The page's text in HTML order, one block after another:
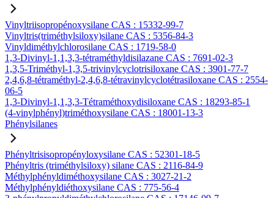
Vinyltriisopropénoxysilane CAS : 15332-99-7
Vinyltris(triméthylsiloxy)silane CAS : 5356-84-3
Vinyldiméthylchlorosilane CAS : 1719-58-0
1,3-Divinyl-1,1,3,3-tétraméthyldisilazane CAS : 7691-02-3
1,3,5-Triméthyl-1,3,5-trivinylcyclotrisiloxane CAS : 3901-77-7
2,4,6,8-tétraméthyl-2,4,6,8-tétravinylcyclotétrasiloxane CAS : 2554-
06-5
1,3-Divinyl-1,1,3,3-Tétraméthoxydisiloxane CAS : 18293-85-1
(4-vinylphényl)triméthoxysilane CAS : 18001-13-3
Phénylsilanes
Phényltrisisopropényloxysilane CAS : 52301-18-5
Phényltris (triméthylsiloxy) silane CAS : 2116-84-9
Méthylphényldiméthoxysilane CAS : 3027-21-2
Méthylphényldiéthoxysilane CAS : 775-56-4